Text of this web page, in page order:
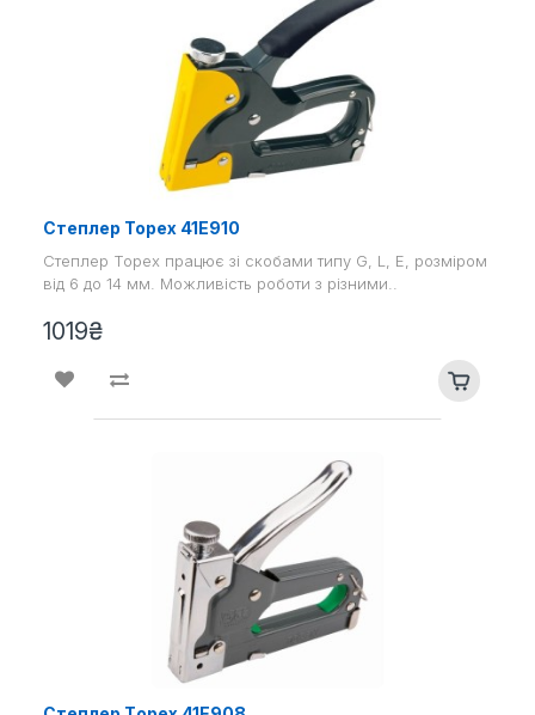
Степлер Topex 41E910
Степлер Topex працює зі скобами типу G, L, E, розміром
від 6 до 14 мм. Можливість роботи з різними..
1019₴